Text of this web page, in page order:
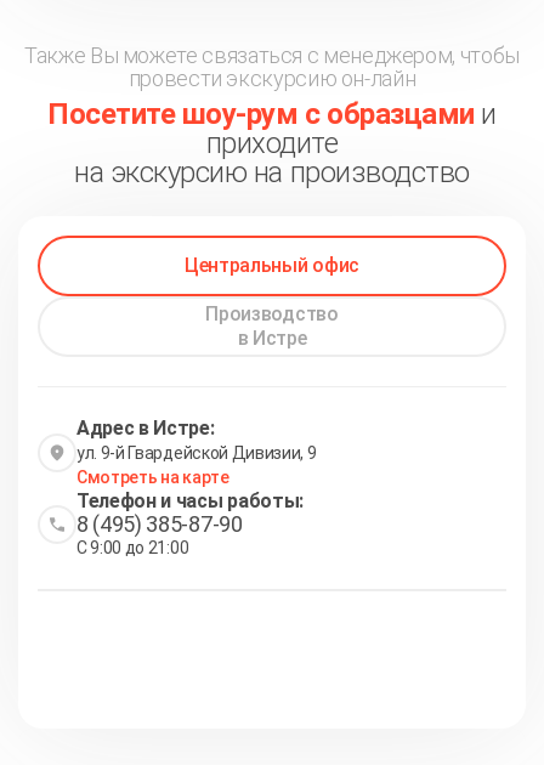
Также Вы можете связаться с менеджером, чтобы
провести экскурсию он-лайн
Посетите шоу-рум с образцами и
приходите
на экскурсию на производство
Центральный офис
Производство
в Истре
Адрес в Истре:
ул. 9-й Гвардейской Дивизии, 9
Смотреть на карте
Телефон и часы работы:
8 (495) 385-87-90
С 9:00 до 21:00